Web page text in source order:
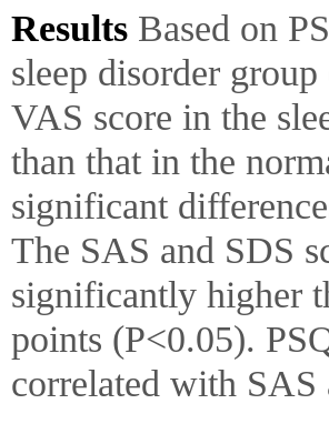
Results Based on
sleep disorder
VAS score in the
than that in the
significant
The SAS and SDS
significantly higher
points (P<0.05).
correlated with SAS